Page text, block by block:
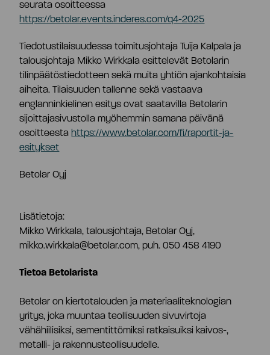
Teknologia
Riskit ja epävarmuustekijät
Omistajat
Johdon liiketoimet
Hallituksen valtuutukset
Analyytikot ja suositukset
Yhtiöjärjestys
Yhtiökokous
Osakkeenomistajien nimitystoimikunta
Hallitus
Toimitusjohtaja ja johtoryhmä
Palkitseminen
Riskienhallinta
Sisäpiirihallinto
Tiedonantopolitiikka
seurata osoitteessa
https://betolar.events.inderes.com/q4-2025
Tiedotustilaisuudessa toimitusjohtaja Tuija Kalpala ja
talousjohtaja Mikko Wirkkala esittelevät Betolarin
tilinpäätöstiedotteen sekä muita yhtiön ajankohtaisia
aiheita. Tilaisuuden tallenne sekä vastaava
englanninkielinen esitys ovat saatavilla Betolarin
sijoittajasivustolla myöhemmin samana päivänä
osoitteesta https://www.betolar.com/fi/raportit-ja-
esitykset
Betolar Oyj
Lisätietoja:
Mikko Wirkkala, talousjohtaja, Betolar Oyj,
mikko.wirkkala@betolar.com, puh. 050 458 4190
Tietoa Betolarista
Betolar on kiertotalouden ja materiaaliteknologian
yritys, joka muuntaa teollisuuden sivuvirtoja
vähähiilisiksi, sementittömiksi ratkaisuiksi kaivos-,
metalli- ja rakennusteollisuudelle.